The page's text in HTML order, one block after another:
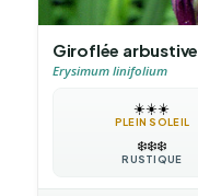
Giroflée arbustive
Erysimum linifolium
☀️☀️☀️
PLEIN SOLEIL
❄️❄️❄️
RUSTIQUE